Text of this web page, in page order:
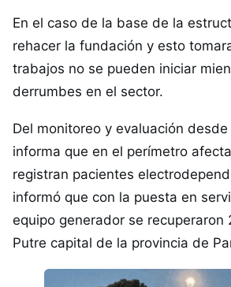
En el caso de la base de la
rehacer la fundación y esto
trabajos no se pueden iniciar
derrumbes en el sector.
Del monitoreo y evaluación
informa que en el perímetro
registran pacientes
informó que con la puesta en
equipo generador se recuperaron
Putre capital de la provincia de